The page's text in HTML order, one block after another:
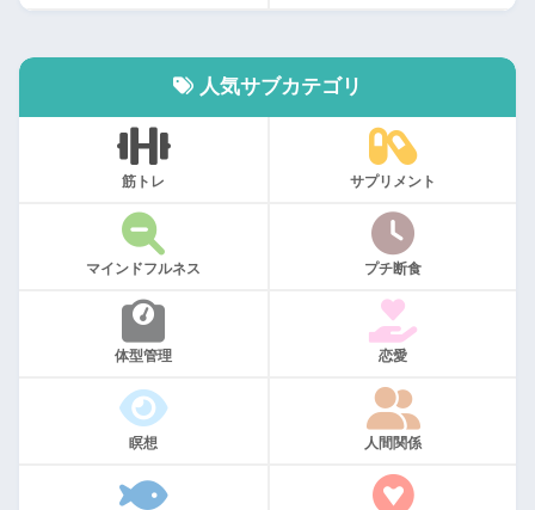
人気サブカテゴリ
筋トレ サプリメント
マインドフルネス プチ断食
体型管理 恋愛
瞑想 人間関係